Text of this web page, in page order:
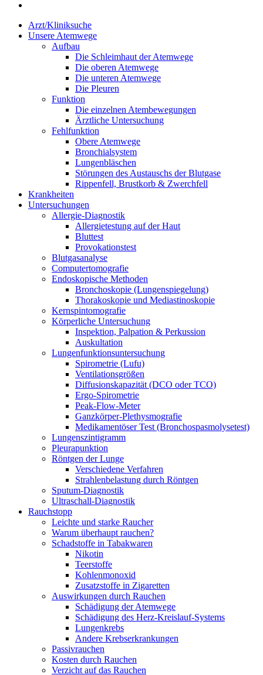
Arzt/Kliniksuche
Unsere Atemwege
Aufbau
Die Schleimhaut der Atemwege
Die oberen Atemwege
Die unteren Atemwege
Die Pleuren
Funktion
Die einzelnen Atembewegungen
Ärztliche Untersuchung
Fehlfunktion
Obere Atemwege
Bronchialsystem
Lungenbläschen
Störungen des Austauschs der Blutgase
Rippenfell, Brustkorb & Zwerchfell
Krankheiten
Untersuchungen
Allergie-Diagnostik
Allergietestung auf der Haut
Bluttest
Provokationstest
Blutgasanalyse
Computertomografie
Endoskopische Methoden
Bronchoskopie (Lungenspiegelung)
Thorakoskopie und Mediastinoskopie
Kernspintomografie
Körperliche Untersuchung
Inspektion, Palpation & Perkussion
Auskultation
Lungenfunktionsuntersuchung
Spirometrie (Lufu)
Ventilationsgrößen
Diffusionskapazität (DCO oder TCO)
Ergo-Spirometrie
Peak-Flow-Meter
Ganzkörper-Plethysmografie
Medikamentöser Test (Bronchospasmolysetest)
Lungenszintigramm
Pleurapunktion
Röntgen der Lunge
Verschiedene Verfahren
Strahlenbelastung durch Röntgen
Sputum-Diagnostik
Ultraschall-Diagnostik
Rauchstopp
Leichte und starke Raucher
Warum überhaupt rauchen?
Schadstoffe in Tabakwaren
Nikotin
Teerstoffe
Kohlenmonoxid
Zusatzstoffe in Zigaretten
Auswirkungen durch Rauchen
Schädigung der Atemwege
Schädigung des Herz-Kreislauf-Systems
Lungenkrebs
Andere Krebserkrankungen
Passivrauchen
Kosten durch Rauchen
Verzicht auf das Rauchen